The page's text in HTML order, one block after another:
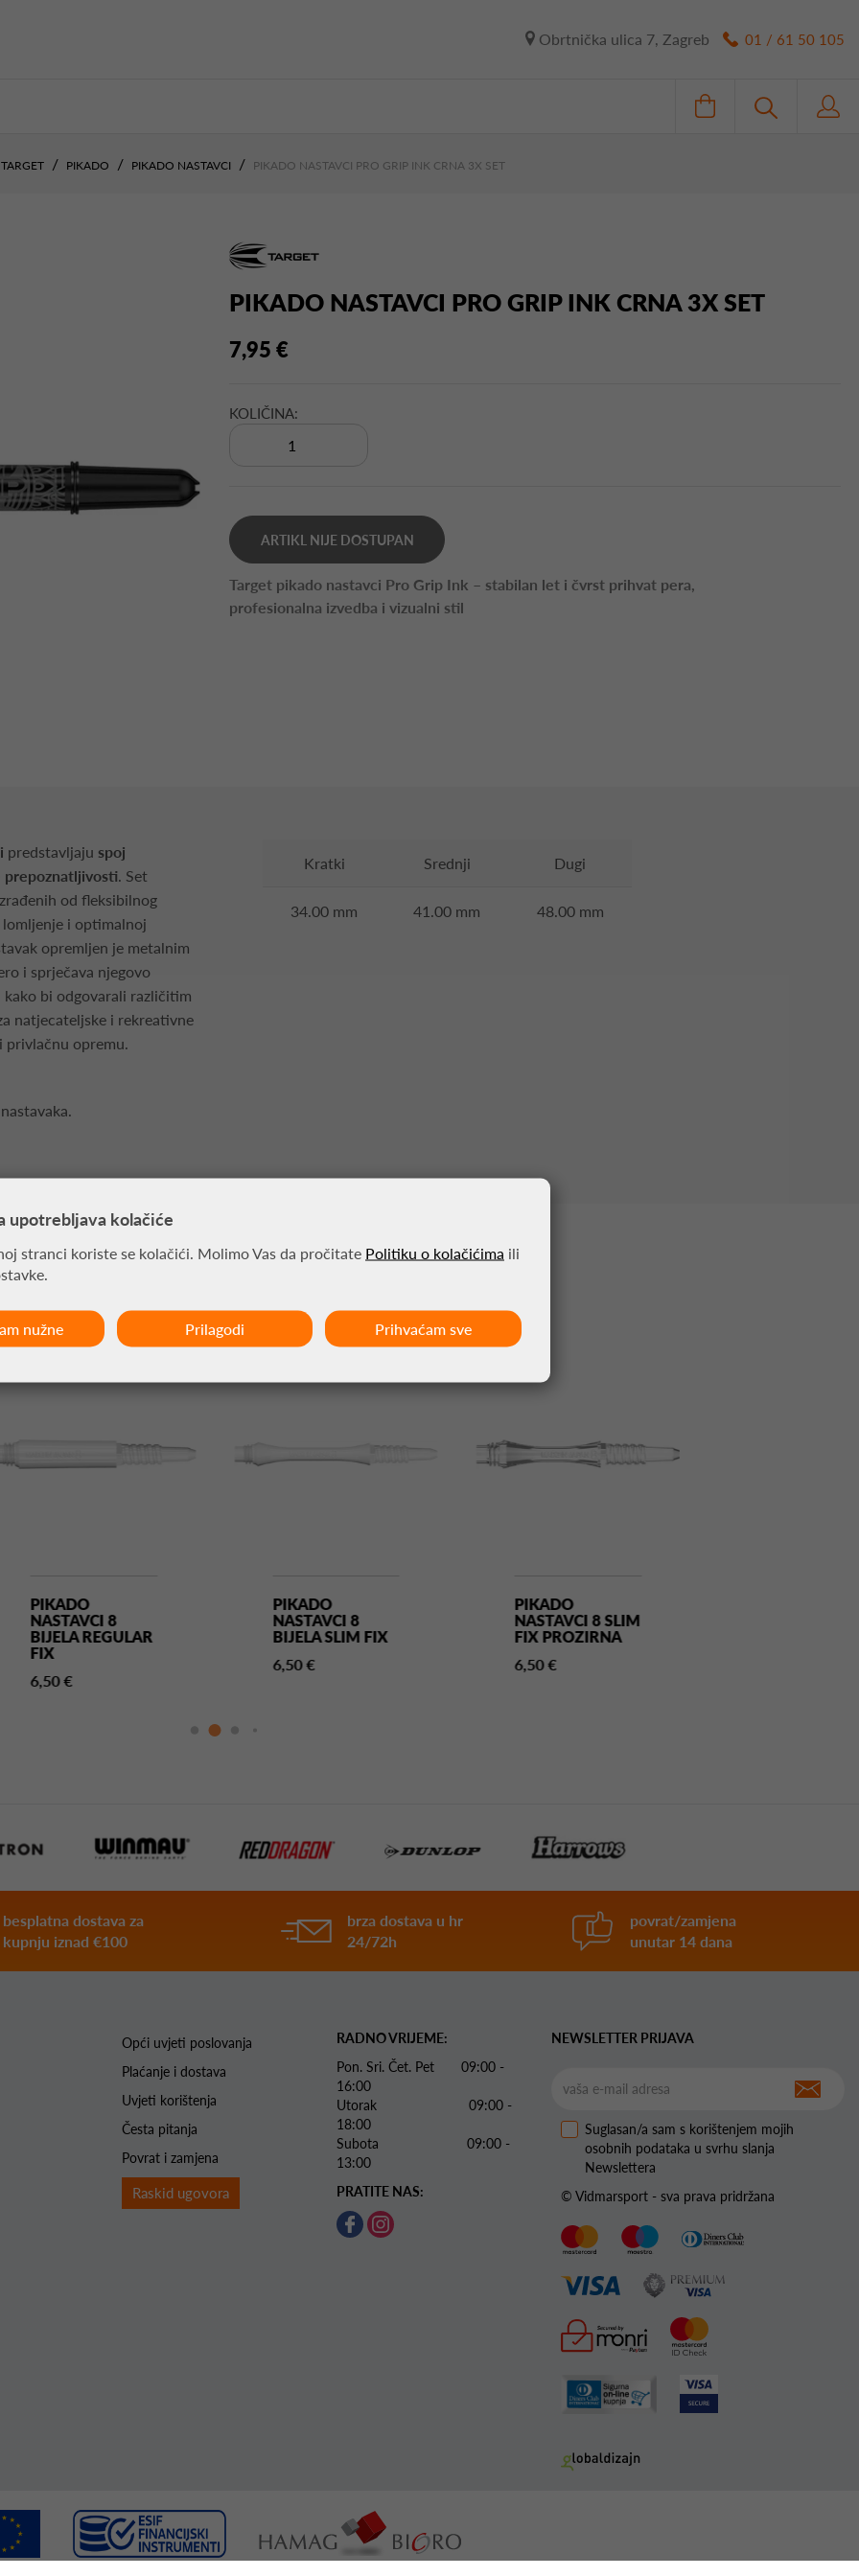
Obrtnička ulica 7, Zagreb 01 / 61 50 105
TARGET PIKADO PIKADO NASTAVCI PIKADO NASTAVCI PRO GRIP INK CRNA 3X SET
PIKADO NASTAVCI PRO GRIP INK CRNA 3X SET
7,95 €
KOLIČINA:
ARTIKL NIJE DOSTUPAN
Target pikado nastavci Pro Grip Ink – stabilan let i čvrst prihvat pera,
profesionalna izvedba i vizualni stil
predstavljaju spoj
. Set
od fleksibilnog
i optimalnoj
opremljen je metalnim
i sprječava njegovo
bi odgovarali različitim
natjecateljske i rekreativne
privlačnu opremu.
Kratki Srednji Dugi
34.00 mm 41.00 mm 48.00 mm
PIKADO
NASTAVCI 8
BIJELA REGULAR
FIX
6,50 €
PIKADO
NASTAVCI 8
BIJELA SLIM FIX
6,50 €
PIKADO
NASTAVCI 8 SLIM
FIX PROZIRNA
6,50 €
besplatna dostava za
kupnju iznad €100
brza dostava u hr
24/72h
povrat/zamjena
unutar 14 dana
Opći uvjeti poslovanja
Plaćanje i dostava
Uvjeti korištenja
Česta pitanja
Povrat i zamjena
Raskid ugovora
RADNO VRIJEME:
Pon. Sri. Čet. Pet 09:00 -
16:00
Utorak 09:00 -
18:00
Subota 09:00 -
13:00
PRATITE NAS:
NEWSLETTER PRIJAVA
Suglasan/a sam s korištenjem mojih
osobnih podataka u svrhu slanja
Newslettera
© Vidmarsport - sva prava pridržana
upotrebljava kolačiće
stranci koriste se kolačići. Molimo Vas da pročitate Politiku o kolačićima ili
nužne Prilagodi Prihvaćam sve